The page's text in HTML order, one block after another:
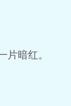
暗红。